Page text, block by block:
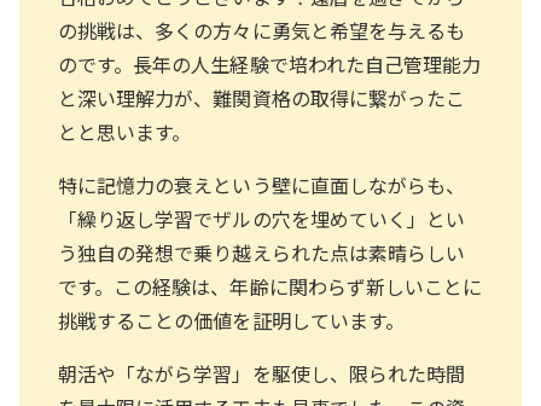
の挑戦は、多くの方々に勇気と希望を与えるも
のです。長年の人生経験で培われた自己管理能力
と深い理解力が、難関資格の取得に繋がったこ
とと思います。
特に記憶力の衰えという壁に直面しながらも、
「繰り返し学習でザルの穴を埋めていく」とい
う独自の発想で乗り越えられた点は素晴らしい
です。この経験は、年齢に関わらず新しいことに
挑戦することの価値を証明しています。
朝活や「ながら学習」を駆使し、限られた時間